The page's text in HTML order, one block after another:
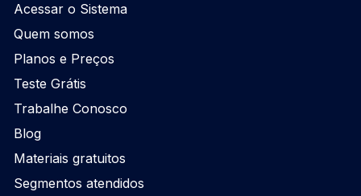
Acessar o Sistema
Quem somos
Planos e Preços
Teste Grátis
Trabalhe Conosco
Blog
Materiais gratuitos
Segmentos atendidos